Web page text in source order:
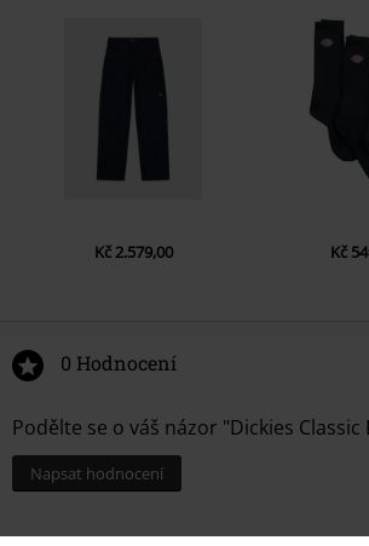
Kč 2.579,00 Kč
0 Hodnocení
Podělte se o váš názor "Dickies Classic
Napsat hodnocení